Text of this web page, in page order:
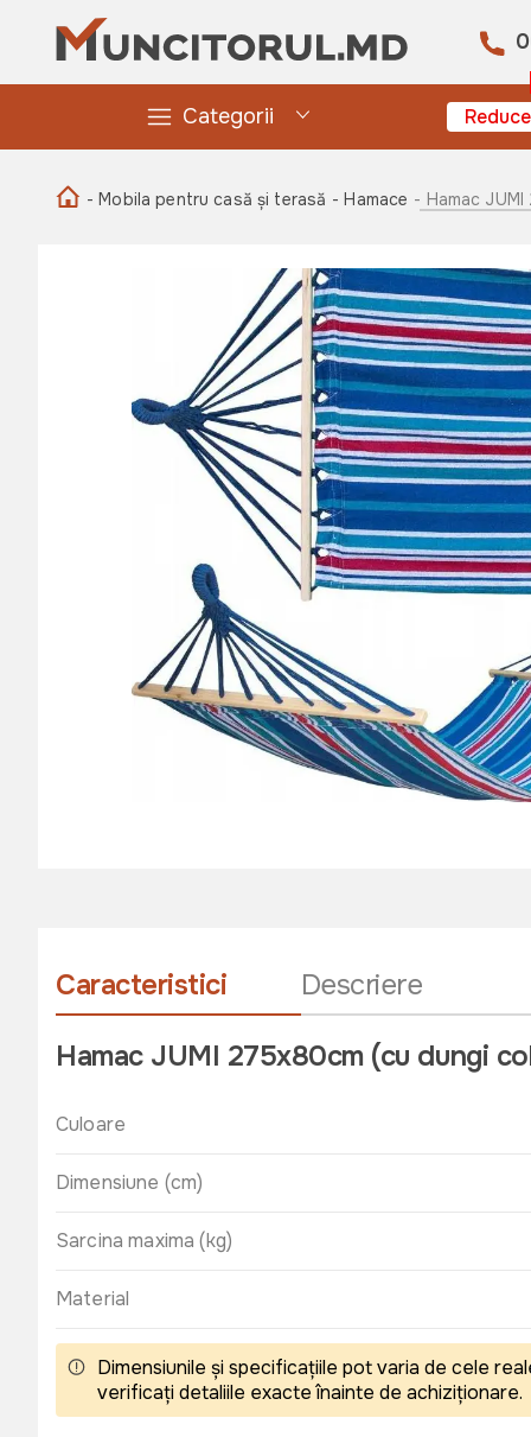
Categorii
- Mobila pentru casă și terasă - Hamace - Hamac
Caracteristici Descriere
Hamac JUMI 275x80cm (cu dungi
Culoare
Dimensiune (cm)
Sarcina maxima (kg)
Material
Dimensiunile și specificațiile pot varia de cele
verificați detaliile exacte înainte de achiziționare.